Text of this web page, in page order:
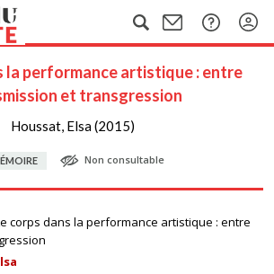
la performance artistique : entre
et transgression
Houssat, Elsa (2015)
Non consultable
corps dans la performance artistique : entre